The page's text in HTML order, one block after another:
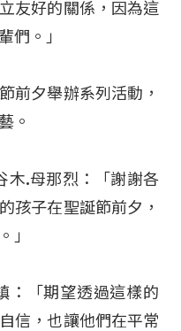
友好的關係，因為這
們。」
前夕舉辦系列活動，
。
木.母那烈：「謝謝各
孩子在聖誕節前夕，
」
：「期望透過這樣的
信，也讓他們在平常